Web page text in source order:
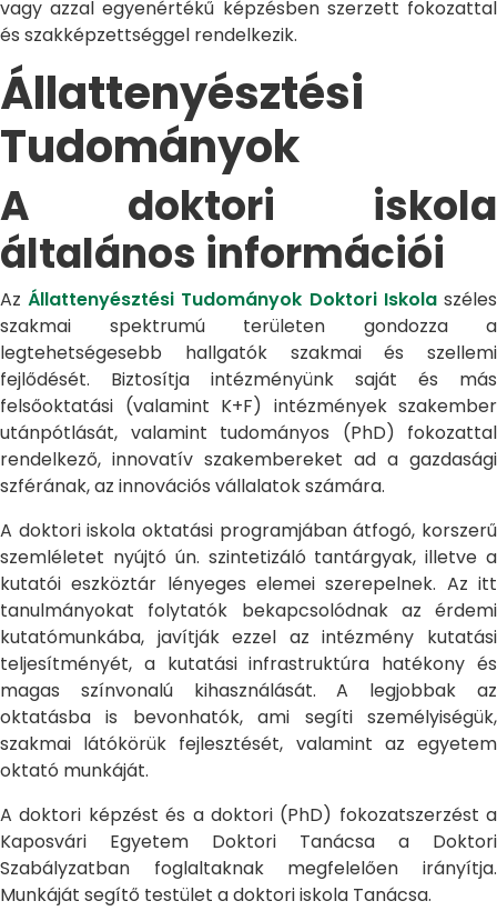
vagy azzal egyenértékű képzésben szerzett fokozattal
és szakképzettséggel rendelkezik.
Állattenyésztési
Tudományok
A doktori iskola
általános információi
AzÁllattenyésztési Tudományok Doktori Iskolaszéles
szakmai spektrumú területen gondozza a
legtehetségesebb hallgatók szakmai és szellemi
fejlődését. Biztosítja intézményünk saját és más
felsőoktatási (valamint K+F) intézmények szakember
utánpótlását, valamint tudományos (PhD) fokozattal
rendelkező, innovatív szakembereket ad a gazdasági
szférának, az innovációs vállalatok számára.
A doktori iskola oktatási programjában átfogó, korszerű
szemléletet nyújtó ún. szintetizáló tantárgyak, illetve a
kutatói eszköztár lényeges elemei szerepelnek. Az itt
tanulmányokat folytatók bekapcsolódnak az érdemi
kutatómunkába, javítják ezzel az intézmény kutatási
teljesítményét, a kutatási infrastruktúra hatékony és
magas színvonalú kihasználását. A legjobbak az
oktatásba is bevonhatók, ami segíti személyiségük,
szakmai látókörük fejlesztését, valamint az egyetem
oktató munkáját.
A doktori képzést és a doktori (PhD) fokozatszerzést a
Kaposvári Egyetem Doktori Tanácsa a Doktori
Szabályzatban foglaltaknak megfelelően irányítja.
Munkáját segítő testület a doktori iskola Tanácsa.